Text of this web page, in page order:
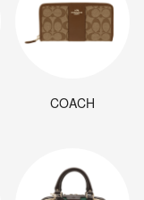
COACH